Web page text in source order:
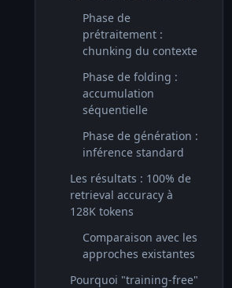
Phase de
prétraitement :
chunking du contexte
Phase de folding :
accumulation
séquentielle
Phase de génération :
inférence standard
Les résultats : 100% de
retrieval accuracy à
128K tokens
Comparaison avec les
approches existantes
Pourquoi "training-free"